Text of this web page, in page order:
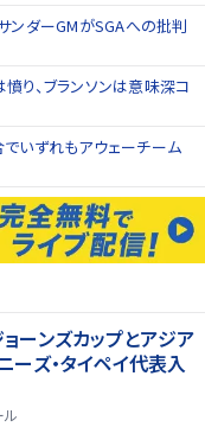
ンダーGMがSGAへの批判
り、ブランソンは意味深コ
いずれもアウェーチーム
ーンズカップとアジア
ーズ・タイペイ代表入
ル